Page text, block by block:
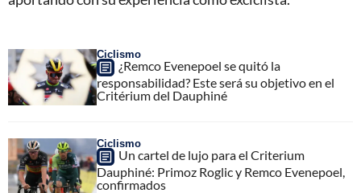
Ciclismo
¿Remco Evenepoel se quitó la
responsabilidad? Este será su objetivo en el
Critérium del Dauphiné
Ciclismo
Un cartel de lujo para el Criterium
Dauphiné: Primoz Roglic y Remco Evenepoel,
confirmados